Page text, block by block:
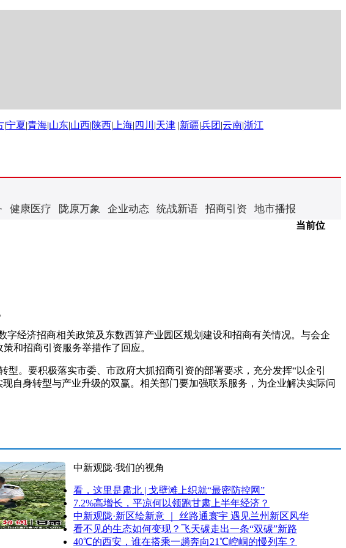
|宁夏|青海|山东|山西|陕西| 上海| 四川 |天津 |新疆|兵团 |云南|浙江
健康医疗 陇原万象 企业动态 统战新语 招商引资 地市播报
当前位
经济招商相关政策及东数西算产业园区规划建设和招商有关情况。与会企
和招商引资服务举措作了回应。
要积极落实市委、市政府大抓招商引资的部署要求，充分发挥“以企引
自身转型与产业升级的双赢。相关部门要加强联系服务，为企业解决实际问
中新观陇·我们的视角
看，这里是肃北 | 戈壁滩上织就“最密防控网”
7.2%高增长，平凉何以领跑甘肃上半年经济？
中新观陇·新区绘新意 ｜ 丝路通寰宇 遇见兰州新区风华
看不见的生态如何变现？飞天碳走出一条“双碳”新路
40℃的西安，谁在搭乘一趟奔向21℃崆峒的慢列车？